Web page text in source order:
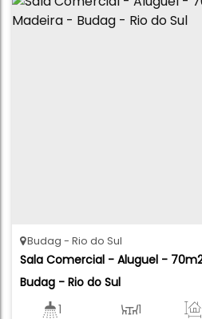
Sala Comercial - Aluguel -
Budag - Rio do Sul
Budag Rio do Sul
1 1